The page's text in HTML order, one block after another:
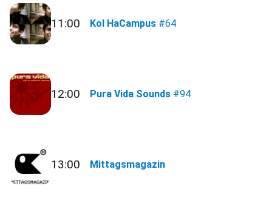
11:00 Kol HaCampus #64
12:00 Pura Vida Sounds #94
13:00 Mittagsmagazin